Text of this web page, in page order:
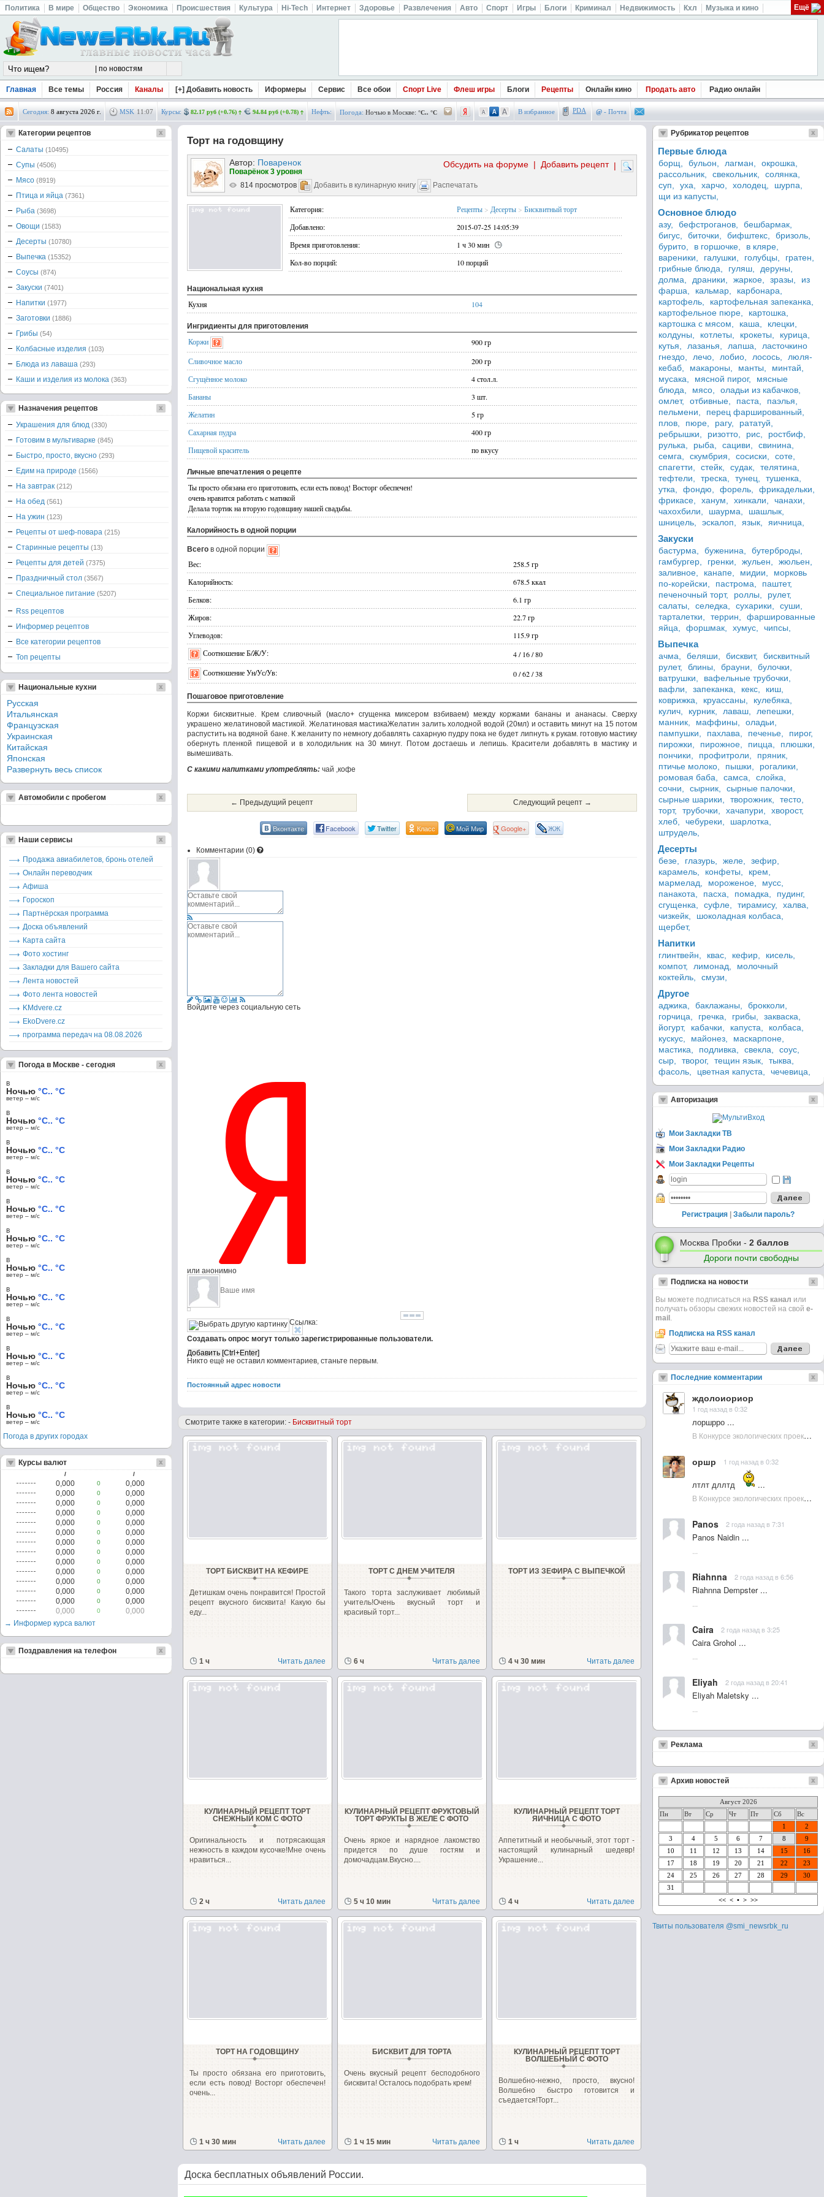
Политика В мире Общество Экономика Происшествия Культура Hi-Tech Интернет Здоровье Развлечения Авто Спорт Игры Блоги Криминал Недвижимость Кхл Музыка и кино Ещё
Главная Все темы Россия Каналы [+] Добавить новость Иформеры Сервис Все обои Спорт Live Флеш игры Блоги Рецепты Онлайн кино Продать авто Радио онлайн
Сегодня: 8 августа 2026 г. MSK 11 :07 Курсы: 82.17 руб (+0.76) 94.84 руб (+0.78) Нефть: Погода: Ночью в Москве: °C.. °C В избранное PDA @ - Почта
Торт на годовщину
Автор: Поваренок |
Добавить рецепт
|
Обсудить на форуме
Поварёнок 3 уровня
814 просмотров
Добавить в кулинарную книгу Распечатать
Категория: Рецепты > Десерты > Бисквитный торт
Добавлено:
2015-07-25 14:05:39
Время приготовления:
1 ч 30 мин
Кол-во порций:
10 порций
Национальная кухня
Кухня 104
Ингридиенты для приготовления
Коржи
900 гр
Сливочное масло
200 гр
Сгущённое молоко
4 стол.л.
Бананы
3 шт.
Желатин
5 гр
Сахарная пудра
400 гр
Пищевой краситель
по вкусу
Личные впечатления о рецепте
Ты просто обязана его приготовить, если есть повод! Восторг обеспечен!
очень нравится работать с матикой
Делала тортик на вторую годовщину нашей свадьбы.
Калорийность в одной порции
Всего в одной порции
Вес: 258.5гр
Калорийность:
678.5ккал
Белков:
6.1 гр
Жиров:
22.7гр
Углеводов:
115.9гр
Соотношение Б/Ж/У:
4/ 16/80
Соотношение Ун/Ус/Ув:
0/62/38
Пошаговое приготовление
Коржи бисквитные. Крем сливочный (масло+ сгущенка миксером взбиваем) между коржами бананы и ананасы. Сверху
украшено желатиновой мастикой. Желатиновая мастикаЖелатин залить холодной водой (20мл) и оставить минут на 15 потом
распустить на водяной бане. К желаниту по немногу добавлять сахарную пудру пока не будет липнуть к рукам. готовую мастику
обернуть пленкой пищевой и в холодильник на 30 минут. Потом достаешь и лепишь. Красители добавлять в мастику и
вымешивать.
С какими напитками употреблять: чай ,кофе
← Предыдущий рецепт Следующий рецепт →
Вконтакте Facebook Twitter Класс Мой Мир Google+ ЖЖ
Комментарии (0)
Войдите через социальную сеть
или анонимно
Ссылка:
Создавать опрос могут только зарегистрированные пользователи.
Никто ещё не оставил комментариев, станьте первым.
Постоянный адрес новости
Смотрите также в категории: - Бисквитный торт
ТОРТ БИСКВИТ НА КЕФИРЕ
Детишкам очень понравится! Простой
рецепт вкусного бисквита! Какую бы
еду...
1 ч Читать далее
ТОРТ С ДНЕМ УЧИТЕЛЯ
Такого торта заслуживает любимый
учитель!Очень вкусный торт и
красивый торт...
6 ч Читать далее
ТОРТ ИЗ ЗЕФИРА С ВЫПЕЧКОЙ
4 ч 30 мин Читать далее
КУЛИНАРНЫЙ РЕЦЕПТ ТОРТ
СНЕЖНЫЙ КОМ С ФОТО
Оригинальность и потрясающая
нежность в каждом кусочке!Мне очень
нравиться...
2 ч Читать далее
КУЛИНАРНЫЙ РЕЦЕПТ ФРУКТОВЫЙ
ТОРТ ФРУКТЫ В ЖЕЛЕ С ФОТО
Очень яркое и нарядное лакомство
придется по душе гостям и
домочадцам.Вкусно....
5 ч 10 мин Читать далее
КУЛИНАРНЫЙ РЕЦЕПТ ТОРТ
ЯИЧНИЦА С ФОТО
Аппетитный и необычный, этот торт -
настоящий кулинарный шедевр!
Украшение...
4 ч Читать далее
ТОРТ НА ГОДОВЩИНУ
Ты просто обязана его приготовить,
если есть повод! Восторг обеспечен!
очень...
1 ч 30 мин Читать далее
БИСКВИТ ДЛЯ ТОРТА
Очень вкусный рецепт бесподобного
бисквита! Осталось подобрать крем!
1 ч 15 мин Читать далее
КУЛИНАРНЫЙ РЕЦЕПТ ТОРТ
ВОЛШЕБНЫЙ С ФОТО
Волшебно-нежно, просто, вкусно!
Волшебно быстро готовится и
съедается!Торт...
1 ч Читать далее
Доска бесплатных объявлений России.
Категории рецептов
Салаты (10495)
Супы (4506)
Мясо (8919)
Птица и яйца (7361)
Рыба (3698)
Овощи (1583)
Десерты (10780)
Выпечка (15352)
Соусы (874)
Закуски (7401)
Напитки (1977)
Заготовки (1886)
Грибы (54)
Колбасные изделия (103)
Блюда из лаваша (293)
Каши и изделия из молока (363)
Назначения рецептов
Украшения для блюд (330)
Готовим в мультиварке (845)
Быстро, просто, вкусно (293)
Едим на природе (1566)
На завтрак (212)
На обед (561)
На ужин (123)
Рецепты от шеф-повара (215)
Старинные рецепты (13)
Рецепты для детей (7375)
Праздничный стол (3567)
Специальное питание (5207)
Rss рецептов
Информер рецептов
Все категории рецептов
Топ рецепты
Национальные кухни
Русская
Итальянская
Французская
Украинская
Китайская
Японская
Развернуть весь список
Автомобили с пробегом
Наши сервисы
Продажа авиабилетов, бронь отелей
Онлайн переводчик
Афиша
Гороскоп
Партнёрская программа
Доска объявлений
Карта сайта
Фото хостинг
Закладки для Вашего сайта
Лента новостей
Фото лента новостей
KMdvere.cz
EkoDvere.cz
программа передач на 08.08.2026
Погода в Москве - сегодня
в
Ночью °C.. °C
ветер – м/c
в
Ночью °C.. °C
ветер – м/c
в
Ночью °C.. °C
ветер – м/c
в
Ночью °C.. °C
ветер – м/c
в
Ночью °C.. °C
ветер – м/c
в
Ночью °C.. °C
ветер – м/c
в
Ночью °C.. °C
ветер – м/c
в
Ночью °C.. °C
ветер – м/c
в
Ночью °C.. °C
ветер – м/c
в
Ночью °C.. °C
ветер – м/c
в
Ночью °C.. °C
ветер – м/c
в
Ночью °C.. °C
ветер – м/c
Погода в других городах
Курсы валют
/ /
0,000 0
0,000
0,000
0
0,000
0,000
0
0,000
0,000
0
0,000
0,000
0
0,000
0,000
0
0,000
0,000
0
0,000
0,000
0
0,000
0,000
0
0,000
0,000
0
0,000
0,000
0
0,000
0,000
0
0,000
0,000
0
0,000
0,000
0
0,000
→ Информер курса валют
Поздравления на телефон
Рубрикатор рецептов
Первые блюда
борщ, бульон, лагман,
окрошка,
рассольник,
свекольник,
солянка,
суп,
уха, харчо, холодец,
шурпа,
щи из капусты,
Основное блюдо
азу, бефстроганов,
бешбармак,
бигус,
биточки, бифштекс,
бризоль,
бурито,
в горшочке,
в кляре,
вареники,
галушки, голубцы,
гратен,
грибные блюда,
гуляш,
деруны,
долма,
драники, жаркое, зразы,
из
фарша,
кальмар,
карбонара,
картофель,
картофельная запеканка,
картофельное пюре,
картошка,
картошка с мясом,
каша,
клецки,
колдуны,
котлеты, крокеты,
курица,
кутья,
лазанья, лапша,
ласточкино
гнездо,
лечо, лобио, лосось,
люля-
кебаб,
макароны, манты,
минтай,
мусака,
мясной пирог,
мясные
блюда,
мясо,
оладьи из кабачков,
омлет,
отбивные, паста,
паэлья,
пельмени,
перец фаршированный,
плов,
пюре, рагу,
рататуй,
ребрышки,
ризотто, рис,
ростбиф,
рулька,
рыба, сациви,
свинина,
семга,
скумбрия, сосиски,
соте,
спагетти,
стейк, судак,
телятина,
тефтели,
треска, тунец,
тушенка,
утка,
фондю, форель,
фрикадельки,
фрикасе,
ханум, хинкали,
чанахи,
чахохбили,
шаурма,
шашлык,
шницель,
эскалоп, язык, яичница,
Закуски
бастурма, буженина,
бутерброды,
гамбургер,
гренки, жульен,
жюльен,
заливное,
канапе, мидии,
морковь
по-корейски,
пастрома,
паштет,
печеночный торт,
роллы,
рулет,
салаты,
селедка, сухарики,
суши,
тарталетки,
террин,
фаршированные
яйца,
форшмак, хумус, чипсы,
Выпечка
ачма, беляши, бисквит,
бисквитный
рулет,
блины, брауни,
булочки,
ватрушки,
вафельные трубочки,
вафли,
запеканка, кекс,
киш,
коврижка,
круассаны,
кулебяка,
кулич,
курник, лаваш,
лепешки,
манник,
маффины,
оладьи,
пампушки,
пахлава, печенье,
пирог,
пирожки,
пирожное, пицца,
плюшки,
пончики,
профитроли,
пряник,
птичье молоко,
пышки,
рогалики,
ромовая баба,
самса,
слойка,
сочни,
сырник,
сырные палочки,
сырные шарики,
творожник,
тесто,
торт,
трубочки, хачапури,
хворост,
хлеб,
чебуреки,
шарлотка,
штрудель,
Десерты
безе, глазурь, желе,
зефир,
карамель,
конфеты,
крем,
мармелад,
мороженое,
мусс,
панакота,
пасха, помадка,
пудинг,
сгущенка,
суфле, тирамису,
халва,
чизкейк,
шоколадная колбаса,
щербет,
Напитки
глинтвейн, квас, кефир,
кисель,
компот,
лимонад,
молочный
коктейль,
смузи,
Другое
аджика, баклажаны,
брокколи,
горчица,
гречка, грибы,
закваска,
йогурт,
кабачки, капуста,
колбаса,
кускус,
майонез,
маскарпоне,
мастика,
подливка, свекла,
соус,
сыр,
творог, тещин язык,
тыква,
фасоль,
цветная капуста, чечевица,
Авторизация
Мои Закладки ТВ
Мои Закладки Радио
Мои Закладки Рецепты
Регистрация Забыли пароль?
Москва Пробки - 2 баллов
Дороги почти свободны
Подписка на новости
Вы можете подписаться на RSS канал или
получать обзоры свежих новостей на свой e-
mail .
Подписка на RSS канал
Последние комментарии
ждолоиориор
1 год назад в 0:32
лоршрро ...
В Конкурсе экологических проектов в Подмосковье активно участвовала молодежь :: NewsRbk.ru...
оршр 1 год назад в 0:32
лтлт дллтд
...
В Конкурсе экологических проектов в Подмосковье активно участвовала молодежь :: NewsRbk.ru...
Panos 2 года назад в 7:31
Panos Naidin ...
Riahnna 2 года назад в 6:56
Riahnna Dempster ...
Caira 2 года назад в 3:25
Caira Grohol ...
Eliyah 2 года назад в 20:41
Eliyah Maletsky ...
Реклама
Архив новостей
Август 2026
Пн
Вт Ср Чт Пт Сб
Вс
1
2
3
4 5 6 7 8
9
10
11 12 13 14 15
16
17
18 19 20 21 22
23
24
25 26 27 28 29
30
31
<< < • > >>
Твиты пользователя @smi_newsrbk_ru